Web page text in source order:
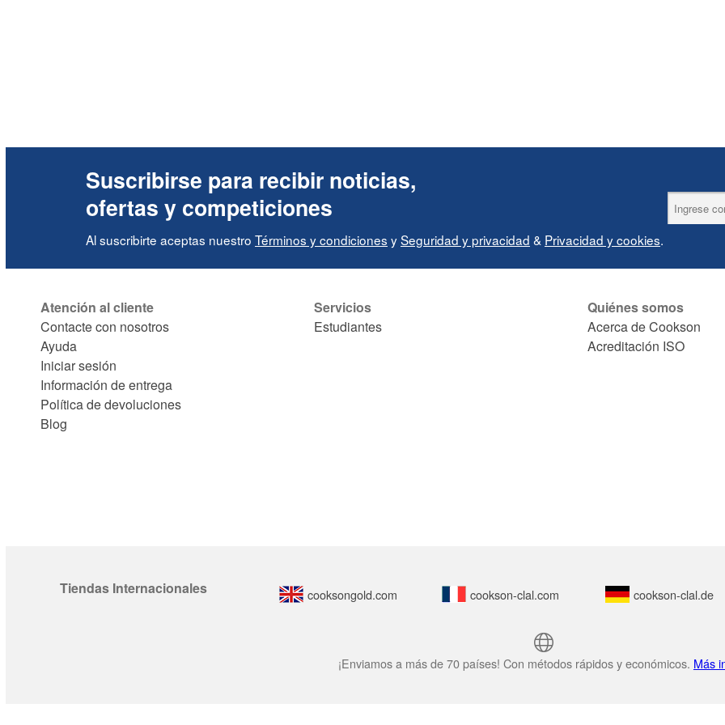
Suscribirse para recibir noticias,
ofertas y competiciones
Al suscribirte aceptas nuestro Términos y condiciones ySeguridad y privacidad & Privacidad y cookies.
Atención al cliente
Contacte con nosotros
Ayuda
Iniciar sesión
Información de entrega
Política de devoluciones
Blog
Servicios
Estudiantes
Quiénes somos
Acerca de Cookson
Acreditación ISO
Tiendas Internacionales cooksongold.com cookson-clal.com cookson-clal.de
¡Enviamos a más de 70 países! Con métodos rápidos y económicos. Más